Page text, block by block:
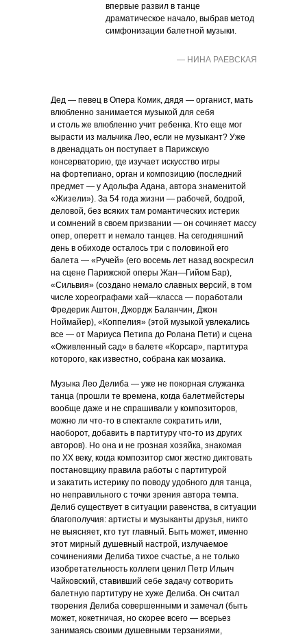
Дед — певец в Опера Комик, дядя — органист, мать
влюбленно занимается музыкой для себя
и столь же влюбленно учит ребенка. Кто еще мог
вырасти из мальчика Лео, если не музыкант? Уже
в двенадцать он поступает в Парижскую
консерваторию, где изучает искусство игры
на фортепиано, орган и композицию (последний
предмет — у Адольфа Адана, автора знаменитой
«Жизели»). За 54 года жизни — рабочей, бодрой,
деловой, без всяких там романтических истерик
и сомнений в своем призвании — он сочиняет массу
опер, оперетт и немало танцев. На сегодняшний
день в обиходе осталось три с половиной его
балета — «Ручей» (его восемь лет назад воскресил
на сцене Парижской оперы Жан—Гийом Бар),
«Сильвия» (создано немало славных версий, в том
числе хореографами хай—класса — поработали
Фредерик Аштон, Джордж Баланчин, Джон
Ноймайер), «Коппелия» (этой музыкой увлекались
все — от Мариуса Петипа до Ролана Пети) и сцена
«Оживленный сад» в балете «Корсар», партитура
которого, как известно, собрана как мозаика.
Музыка Лео Делиба — уже не покорная служанка
танца (прошли те времена, когда балетмейстеры
вообще даже и не спрашивали у композиторов,
можно ли что-то в спектакле сократить или,
наоборот, добавить в партитуру что-то из других
авторов). Но она и не грозная хозяйка, знакомая
по ХХ веку, когда композитор смог жестко диктовать
постановщику правила работы с партитурой
и закатить истерику по поводу удобного для танца,
но неправильного с точки зрения автора темпа.
Делиб существует в ситуации равенства, в ситуации
благополучия: артисты и музыканты друзья, никто
не выясняет, кто тут главный. Быть может, именно
этот мирный душевный настрой, излучаемое
сочинениями Делиба тихое счастье, а не только
изобретательность коллеги ценил Петр Ильич
Чайковский, ставивший себе задачу сотворить
балетную партитуру не хуже Делиба. Он считал
творения Делиба совершенными и замечал (быть
может, кокетничая, но скорее всего — всерьез
занимаясь своими душевными терзаниями,
впервые развил в танце
драматическое начало, выбрав метод
симфонизации балетной музыки.
— НИНА РАЕВСКАЯ